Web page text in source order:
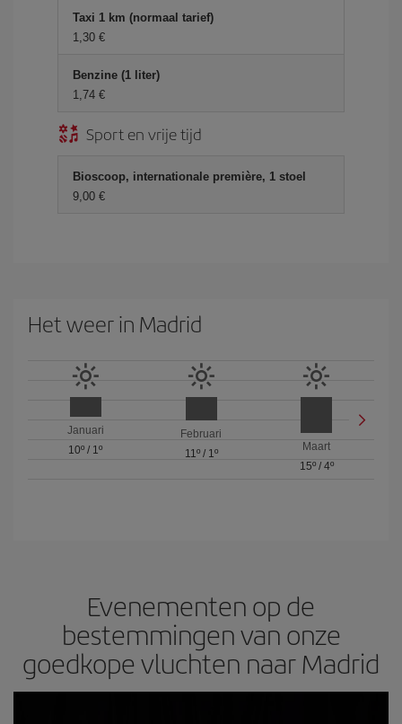
Taxi 1 km (normaal tarief)
1,30 €
Benzine (1 liter)
1,74 €
Sport en vrije tijd
Bioscoop, internationale première, 1 stoel
9,00 €
Het weer in Madrid
Januari
10º / 1º
Februari
11º/ 1º
Maart
15º/ 4º
Evenementen op de
bestemmingen van onze
goedkope vluchten naar Madrid